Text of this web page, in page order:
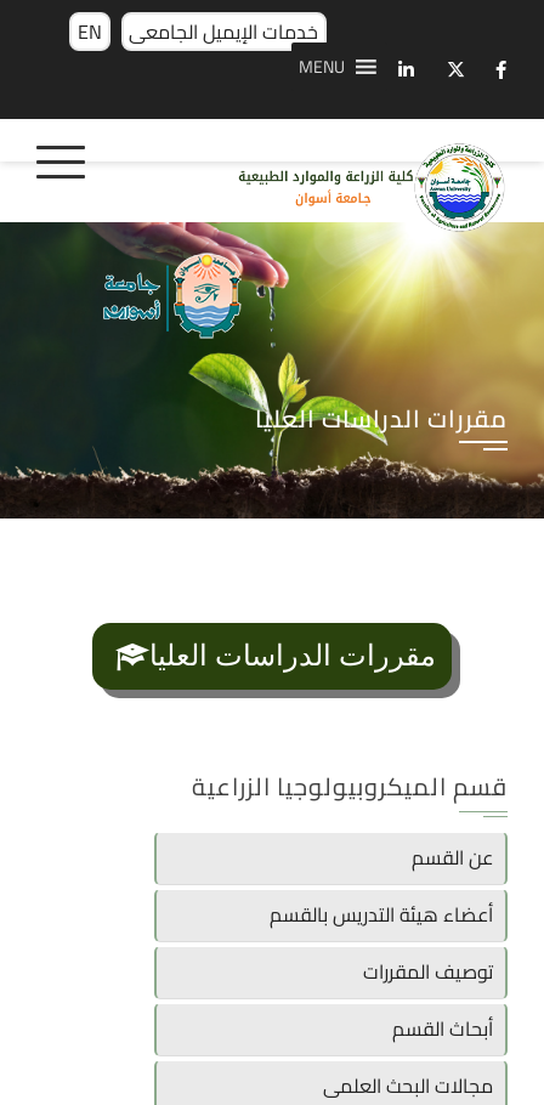
EN خدمات الإيميل الجامعى
MENU
مقررات الدراسات العليا
مقررات الدراسات العليا
قسم الميكروبيولوجيا الزراعية
عن القسم
أعضاء هيئة التدريس بالقسم
توصيف المقررات
أبحاث القسم
مجالات البحث العلمى